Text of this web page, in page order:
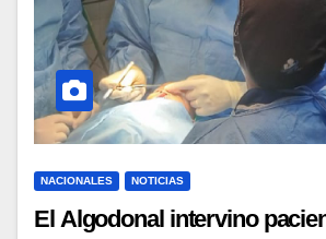
NACIONALES NOTICIAS
El Algodonal intervino